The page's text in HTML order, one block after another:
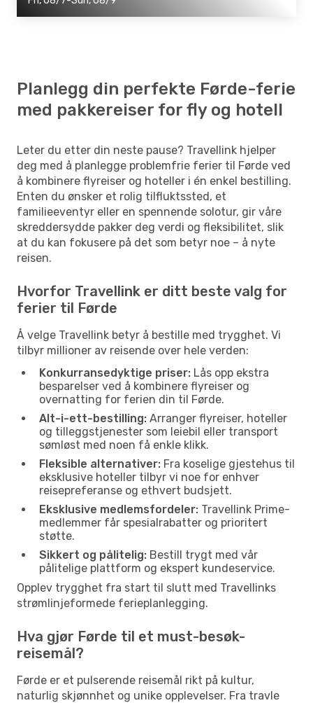
Planlegg din perfekte Førde-ferie
med pakkereiser for fly og hotell
Leter du etter din neste pause? Travellink hjelper
deg med å planlegge problemfrie ferier til Førde ved
å kombinere flyreiser og hoteller i én enkel bestilling.
Enten du ønsker et rolig tilfluktssted, et
familieeventyr eller en spennende solotur, gir våre
skreddersydde pakker deg verdi og fleksibilitet, slik
at du kan fokusere på det som betyr noe – å nyte
reisen.
Hvorfor Travellink er ditt beste valg for
ferier til Førde
Å velge Travellink betyr å bestille med trygghet. Vi
tilbyr millioner av reisende over hele verden:
Konkurransedyktige priser: Lås opp ekstra
besparelser ved å kombinere flyreiser og
overnatting for ferien din til Førde.
Alt-i-ett-bestilling: Arranger flyreiser, hoteller
og tilleggstjenester som leiebil eller transport
sømløst med noen få enkle klikk.
Fleksible alternativer: Fra koselige gjestehus til
eksklusive hoteller tilbyr vi noe for enhver
reisepreferanse og ethvert budsjett.
Eksklusive medlemsfordeler: Travellink Prime-
medlemmer får spesialrabatter og prioritert
støtte.
Sikkert og pålitelig: Bestill trygt med vår
pålitelige plattform og ekspert kundeservice.
Opplev trygghet fra start til slutt med Travellinks
strømlinjeformede ferieplanlegging.
Hva gjør Førde til et must-besøk-
reisemål?
Førde er et pulserende reisemål rikt på kultur,
naturlig skjønnhet og unike opplevelser. Fra travle